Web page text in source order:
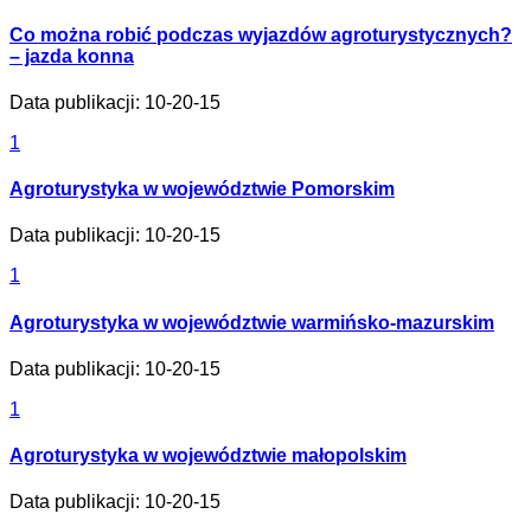
Co można robić podczas wyjazdów agroturystycznych?
– jazda konna
Data publikacji: 10-20-15
1
Agroturystyka w województwie Pomorskim
Data publikacji: 10-20-15
1
Agroturystyka w województwie warmińsko-mazurskim
Data publikacji: 10-20-15
1
Agroturystyka w województwie małopolskim
Data publikacji: 10-20-15